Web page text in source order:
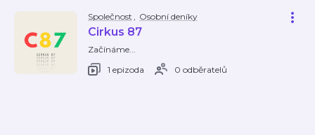
Společnost , Osobní deníky
Cirkus 87
Začínáme...
1 epizoda
0 odběratelů